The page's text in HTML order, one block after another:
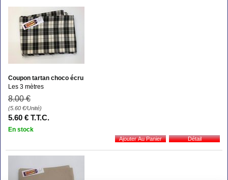
Coupon tartan choco écru
Les 3 mètres
8.00 €
(5.60 €/Unité)
5.60 € T.T.C.
En stock